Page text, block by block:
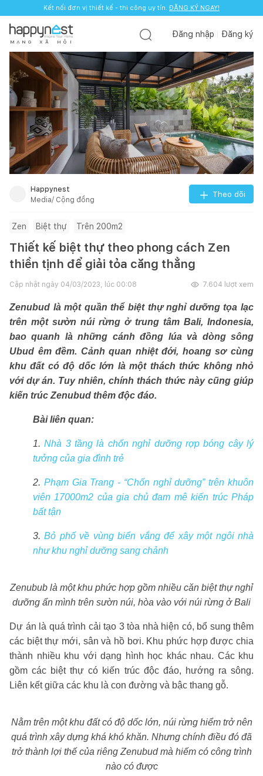
Kết nối đơn vị thiết kế - thi công uy tín. ĐĂNG KÝ NGAY!
M Ạ N G X Ã H Ộ I
Đăng nhập Đăng ký
Happynest
Media/ Cộng đồng
Theo dõi
Zen Biệt thự Trên 200m2
Thiết kế biệt thự theo phong cách Zen
thiền tịnh để giải tỏa căng thẳng
Cập nhật ngày 04/03/2023, lúc 00:08 7.604 lượt xem
Zenubud là một quần thể biệt thự nghỉ dưỡng tọa lạc
trên một sườn núi rừng ở trung tâm Bali, Indonesia,
bao quanh là những cánh đồng lúa và dòng sông
Ubud êm đềm. Cảnh quan nhiệt đới, hoang sơ cùng
khu đất có độ dốc lớn là một thách thức không nhỏ
với dự án. Tuy nhiên, chính thách thức này cũng giúp
kiến trúc Zenubud thêm độc đáo.
Bài liên quan:
1.Nhà 3 tầng là chốn nghỉ dưỡng rợp bóng cây lý
tưởng của gia đình trẻ
2. Phạm Gia Trang - “Chốn nghỉ dưỡng” trên khuôn
viên 17000m2 của gia chủ đam mê kiến trúc Pháp
bất tận
3.Bỏ phố về vùng biển vắng để xây một ngôi nhà
như khu nghỉ dưỡng sang chảnh
Zenubub là một khu phức hợp gồm nhiều căn biệt thự nghỉ
dưỡng ẩn mình trên sườn núi, hòa vào với núi rừng ở Bali
Dự án là quá trình cải tạo 3 tòa nhà hiện có, bổ sung thêm
các biệt thự mới, sân và hồ bơi. Khu phức hợp được chia
thành nhiều khu với dạng hình học khác nhau. Các khu
gồm các biệt thự có kiến trúc độc đáo, hướng ra sông.
Liên kết giữa các khu là con đường và bậc thang gỗ.
Nằm trên một khu đất có độ dốc lớn, núi rừng hiểm trở nên
quá trình xây dựng khá khó khăn. Nhưng chính điều đó đã
trở thành lợi thế của riêng Zenubud mà hiếm có công trình
nào có được